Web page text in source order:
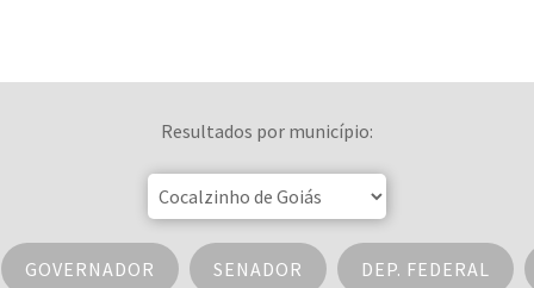
Resultados por município:
GOVERNADOR SENADOR DEP. FEDERAL